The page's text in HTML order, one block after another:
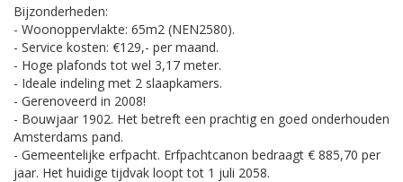
Bijzonderheden:
- Woonoppervlakte: 65m2 (NEN2580).
- Service kosten: €129,- per maand.
- Hoge plafonds tot wel 3,17 meter.
- Ideale indeling met 2 slaapkamers.
- Gerenoveerd in 2008!
- Bouwjaar 1902. Het betreft een prachtig en goed onderhouden
Amsterdams pand.
- Gemeentelijke erfpacht. Erfpachtcanon bedraagt € 885,70 per
jaar. Het huidige tijdvak loopt tot 1 juli 2058.